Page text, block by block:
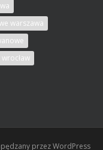
warszawa
przez WordPress